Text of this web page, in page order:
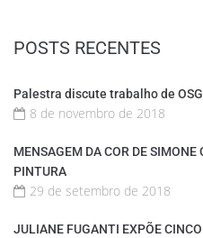
POSTS RECENTES
Palestra discute trabalho de
8 de novembro de 2018
MENSAGEM DA COR DE SIMONE
PINTURA
29 de setembro de 2018
JULIANE FUGANTI EXPÕE